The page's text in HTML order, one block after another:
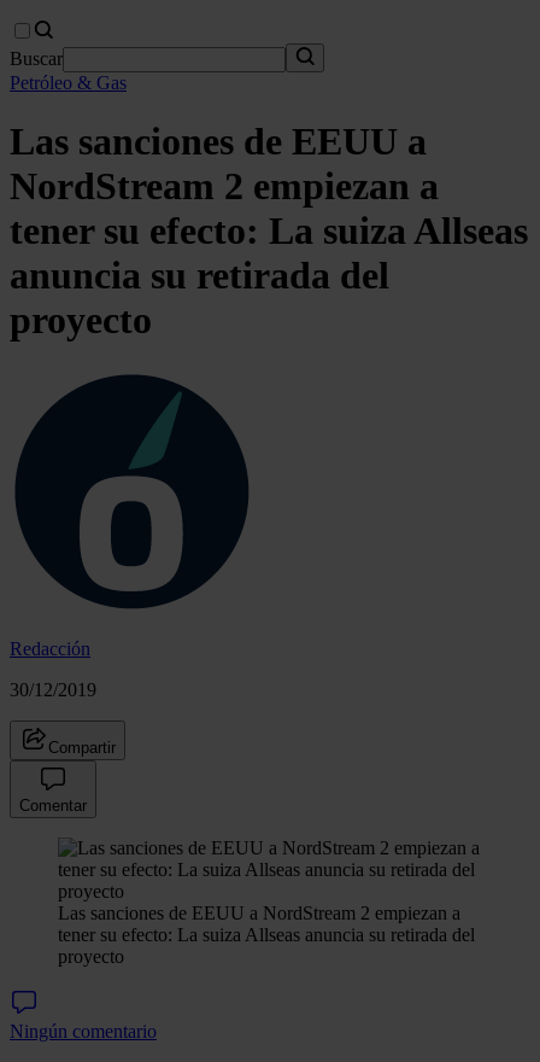
Buscar
Petróleo & Gas
Las sanciones de EEUU a
NordStream 2 empiezan a
tener su efecto: La suiza Allseas
anuncia su retirada del
proyecto
Redacción
30/12/2019
Compartir
Comentar
Las sanciones de EEUU a NordStream 2 empiezan a
tener su efecto: La suiza Allseas anuncia su retirada del
proyecto
Ningún comentario